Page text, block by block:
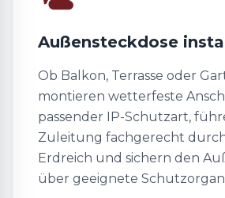
Außensteckdose
Ob Balkon, Terrasse oder
montieren wetterfeste
passender IP-Schutzart,
Zuleitung fachgerecht
Erdreich und sichern den
über geeignete